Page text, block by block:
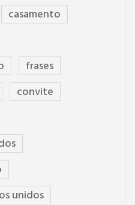
casamento
frases
convite
unidos